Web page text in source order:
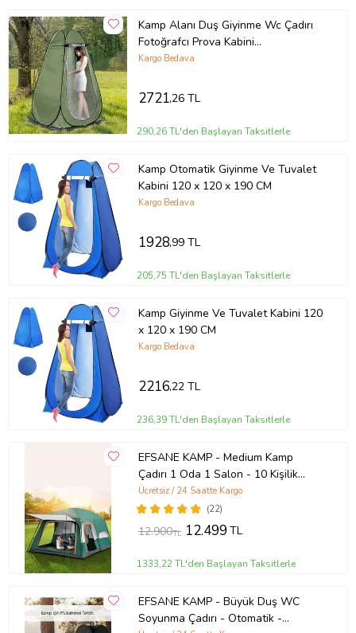
Kamp Alanı Duş Giyinme Wc Çadırı
Fotoğrafcı Prova Kabini
190x120x120
Kargo Bedava
2721,26 TL
290,26 TL'den Başlayan Taksitlerle
Kamp Otomatik Giyinme Ve Tuvalet
Kabini 120 x 120 x 190 CM
Kargo Bedava
1928,99 TL
205,75 TL'den Başlayan Taksitlerle
Kamp Giyinme Ve Tuvalet Kabini 120
x 120 x 190 CM
Kargo Bedava
2216,22 TL
236,39 TL'den Başlayan Taksitlerle
EFSANE KAMP - Medium Kamp
Çadırı 1 Oda 1 Salon - 10 Kişilik
(Renksiz)
(22)
Ücretsiz / 24 Saatte Kargo
12.900TL 12.499TL
1333,22 TL'den Başlayan Taksitlerle
EFSANE KAMP - Büyük Duş WC
Soyunma Çadırı - Otomatik -